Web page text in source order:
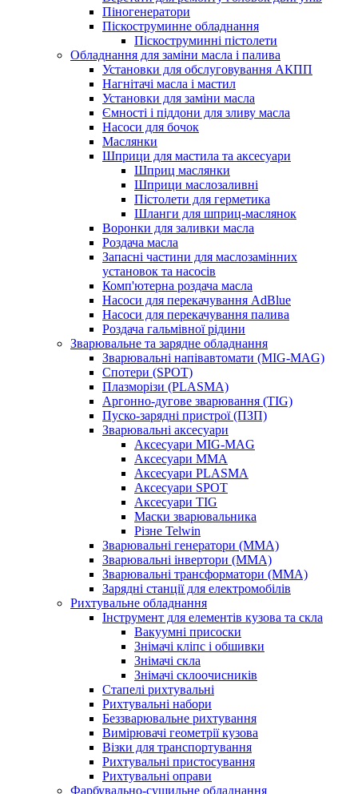
Піногенератори
Піскоструминне обладнання
Піскоструминні пістолети
Обладнання для заміни масла і палива
Установки для обслуговування АКПП
Нагнітачі масла і мастил
Установки для заміни масла
Ємності і піддони для зливу масла
Насоси для бочок
Маслянки
Шприци для мастила та аксесуари
Шприц маслянки
Шприци маслозаливні
Пістолети для герметика
Шланги для шприц-маслянок
Воронки для заливки масла
Роздача масла
Запасні частини для маслозамінних
установок та насосів
Комп'ютерна роздача масла
Насоси для перекачування AdBlue
Насоси для перекачування палива
Роздача гальмівної рідини
Зварювальне та зарядне обладнання
Зварювальні напівавтомати (MIG-MAG)
Спотери (SPOT)
Плазморізи (PLASMA)
Аргонно-дугове зварювання (TIG)
Пуско-зарядні пристрої (ПЗП)
Зварювальні аксесуари
Аксесуари MIG-MAG
Аксесуари MMA
Аксесуари PLASMA
Аксесуари SPOT
Аксесуари TIG
Маски зварювальника
Різне Telwin
Зварювальні генератори (MMA)
Зварювальні інвертори (MMA)
Зварювальні трансформатори (MMA)
Зарядні станції для електромобілів
Рихтувальне обладнання
Інструмент для елементів кузова та скла
Вакуумні присоски
Знімачі кліпс і обшивки
Знімачі скла
Знімачі склоочисників
Стапелі рихтувальні
Рихтувальні набори
Беззварювальне рихтування
Вимірювачі геометрії кузова
Візки для транспортування
Рихтувальні пристосування
Рихтувальні оправи
Фарбувально-сушильне обладнання